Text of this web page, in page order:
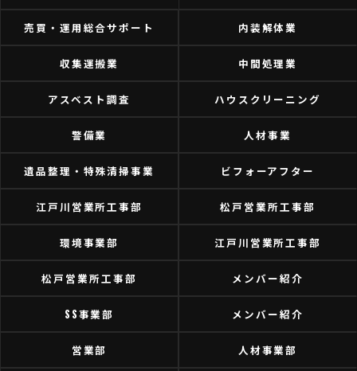
売買・運用総合サポート 内装解体業
収集運搬業 中間処理業
アスベスト調査 ハウスクリーニング
警備業 人材事業
遺品整理・特殊清掃事業 ビフォーアフター
江戸川営業所工事部 松戸営業所工事部
環境事業部 江戸川営業所工事部
松戸営業所工事部 メンバー紹介
SS事業部 メンバー紹介
営業部 人材事業部